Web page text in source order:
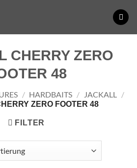
CHERRY ZERO
48
/ HARDBAITS / JACKALL /
ZERO FOOTER 48
FILTER